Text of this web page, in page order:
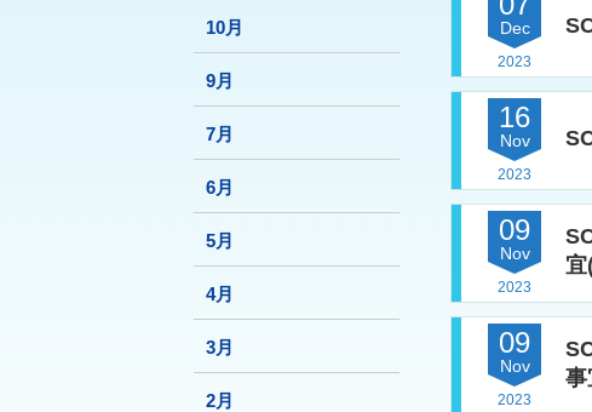
10月
9月
7月
6月
5月
4月
3月
2月
Dec
2023
16
Nov
2023
09
Nov
2023
宜
09
Nov
2023
事